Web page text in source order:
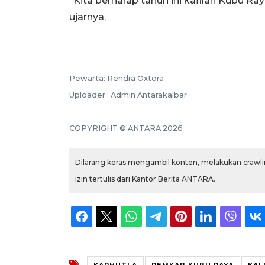
ujarnya.
Pewarta: Rendra Oxtora
Uploader : Admin Antarakalbar
COPYRIGHT © ANTARA 2026
Dilarang keras mengambil konten, melakukan
izin tertulis dari Kantor Berita ANTARA.